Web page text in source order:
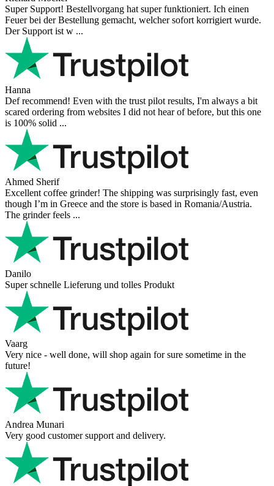
Super Support! Bestellvorgang hat super funktioniert. Ich einen
Feuer bei der Bestellung gemacht, welcher sofort korrigiert wurde.
Der Support ist w ...
Hanna
Def recommend! Even with the trust pilot results, I'm always a bit
scared ordering from websites I did not hear of before, but this one
is 100% solid ...
Ahmed Sherif
Excellent coffee grinder! The shipping was surprisingly fast, even
though I’m in Greece and the store is based in Romania/Austria.
The grinder feels ...
Danilo
Super schnelle Lieferung und tolles Produkt
Vaarg
Very nice - well done, will shop again for sure sometime in the
future!
Andrea Munari
Very good customer support and delivery.